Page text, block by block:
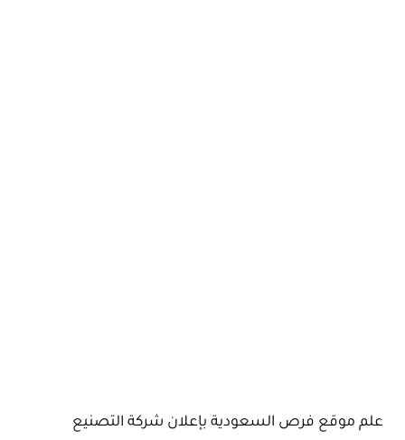
علم موقع فرص السعودية بإعلان شركة التصنيع